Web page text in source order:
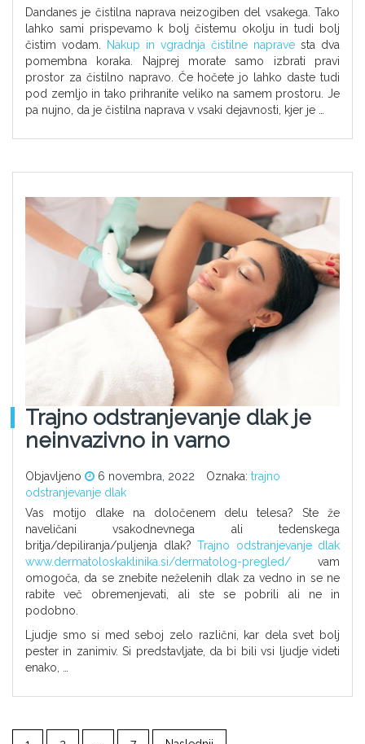
Dandanes je čistilna naprava neizogiben del vsakega. Tako
lahko sami prispevamo k bolj čistemu okolju in tudi bolj
čistim vodam.
Nakup in vgradnja čistilne naprave sta dva
pomembna koraka. Najprej morate samo izbrati pravi
prostor za čistilno napravo. Če hočete jo lahko daste tudi
pod zemljo in tako prihranite veliko na samem prostoru. Je
pa nujno, da je čistilna naprava v vsaki dejavnosti, kjer je …
Trajno odstranjevanje dlak je
neinvazivno in varno
Objavljeno 6 novembra, 2022 Oznaka: trajno
odstranjevanje dlak
Vas motijo dlake na določenem delu telesa? Ste že
naveličani vsakodnevnega ali tedenskega
britja/depiliranja/puljenja dlak? Trajno odstranjevanje dlak
www.dermatoloskaklinika.si/dermatolog-pregled/ vam
omogoča, da se znebite neželenih dlak za vedno in se ne
rabite več obremenjevati, ali ste se pobrili ali ne in
podobno.
Ljudje smo si med seboj zelo različni, kar dela svet bolj
pester in zanimiv. Si predstavljate, da bi bili vsi ljudje videti
enako, …